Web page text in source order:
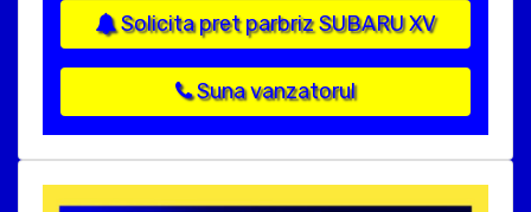
Solicita pret parbriz SUBARU XV
Suna vanzatorul